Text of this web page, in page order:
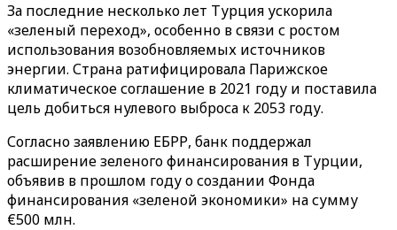
За последние несколько лет Турция ускорила
«‎зеленый переход»‎, особенно в связи с ростом
использования возобновляемых источников
энергии. Страна ратифицировала Парижское
климатическое соглашение в 2021 году и поставила
цель добиться нулевого выброса к 2053 году.
Согласно заявлению ЕБРР, банк поддержал
расширение зеленого финансирования в Турции,
объявив в прошлом году о создании Фонда
финансирования «‎зеленой экономики»‎ на сумму
€500 млн.